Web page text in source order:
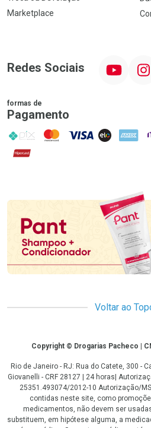
Marketplace
Redes Sociais
formas de
Pagamento
PIX MasterCard
VISA ELO AMEX
Hipercard
Voltar ao
CopyrightCopyright © Drogarias Pacheco |
Rio de Janeiro - RJ: Rua do Catete, 300 -
Giovanelli - CRF 28127 | 24 horas|
25351.493074/2012-10 Autorização/
contidas neste site, como
medicamentos, não devem ser
substituem, em hipótese alguma, a